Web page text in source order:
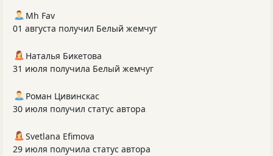
Mh Fav
01 августа получил Белый жемчуг
Наталья Бикетова
31 июля получила Белый жемчуг
Роман Цивинскас
30 июля получил статус автора
Svetlana Efimova
29 июля получила статус автора